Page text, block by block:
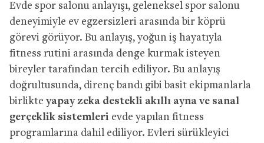
Evde spor salonu anlayışı, geleneksel spor salonu
deneyimiyle ev egzersizleri arasında bir köprü
görevi görüyor. Bu anlayış, yoğun iş hayatıyla
fitness rutini arasında denge kurmak isteyen
bireyler tarafından tercih ediliyor. Bu anlayış
doğrultusunda, direnç bandı gibi basit ekipmanlarla
birlikte yapay zeka destekli akıllı ayna ve sanal
gerçeklik sistemleri evde yapılan fitness
programlarına dahil ediliyor. Evleri sürükleyici